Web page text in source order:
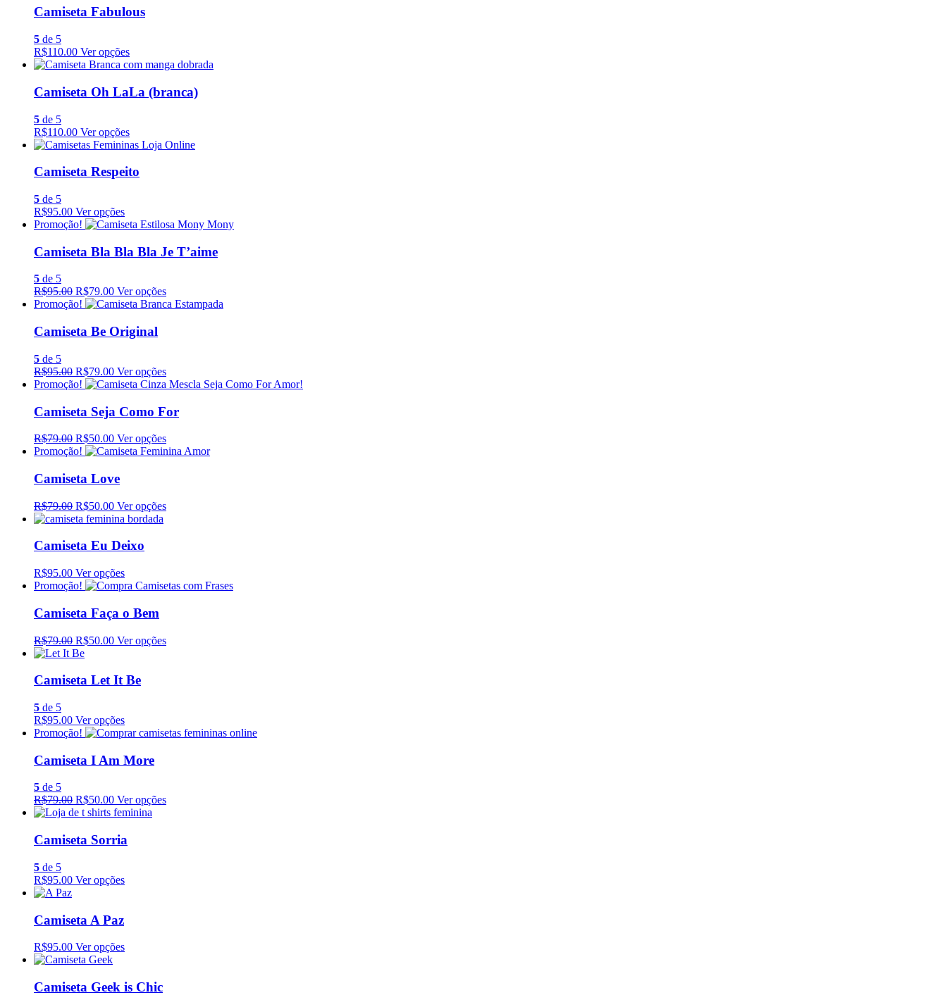
Camiseta Fabulous
5 de 5
R$110.00 Ver opções
Camiseta Oh LaLa (branca)
5 de 5
R$110.00 Ver opções
Camiseta Respeito
5 de 5
R$95.00 Ver opções
Promoção!
Camiseta Bla Bla Bla Je T’aime
5 de 5
R$95.00 R$79.00 Ver opções
Promoção!
Camiseta Be Original
5 de 5
R$95.00 R$79.00 Ver opções
Promoção!
Camiseta Seja Como For
R$79.00 R$50.00 Ver opções
Promoção!
Camiseta Love
R$79.00 R$50.00 Ver opções
Camiseta Eu Deixo
R$95.00 Ver opções
Promoção!
Camiseta Faça o Bem
R$79.00 R$50.00 Ver opções
Camiseta Let It Be
5 de 5
R$95.00 Ver opções
Promoção!
Camiseta I Am More
5 de 5
R$79.00 R$50.00 Ver opções
Camiseta Sorria
5 de 5
R$95.00 Ver opções
Camiseta A Paz
R$95.00 Ver opções
Camiseta Geek is Chic